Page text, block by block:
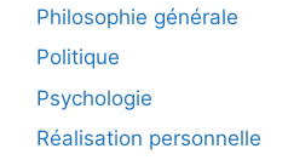
Philosophie générale
Politique
Psychologie
Réalisation personnelle